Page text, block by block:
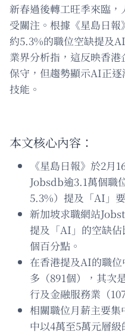
新春過後轉工旺季來臨
受關注。根據《星島日
約5.3%的職位空缺提及
業界分析指，這反映香
保守，但趨勢顯示AI正
技能。
本文核心內容：
《星島日報》於2月
Jobsdb逾3.1萬個職
5.3%）提及「AI」
新加坡求職網站
提及「AI」的空缺
個百分點。
在香港提及AI的職
多（891個），其次
行及金融服務業（
相關職位月薪主要
中以4萬至5萬元層級